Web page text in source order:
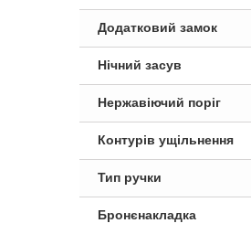
Додатковий замок
Нічний засув
Нержавіючий поріг
Контурів ущільнення
Тип ручки
Бронєнакладка